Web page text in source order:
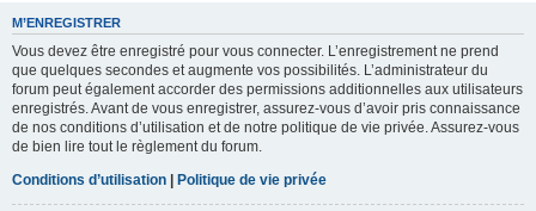
M’ENREGISTRER
Vous devez être enregistré pour vous connecter. L’enregistrement ne prend
que quelques secondes et augmente vos possibilités. L’administrateur du
forum peut également accorder des permissions additionnelles aux utilisateurs
enregistrés. Avant de vous enregistrer, assurez-vous d’avoir pris connaissance
de nos conditions d’utilisation et de notre politique de vie privée. Assurez-vous
de bien lire tout le règlement du forum.
Conditions d’utilisation | Politique de vie privée